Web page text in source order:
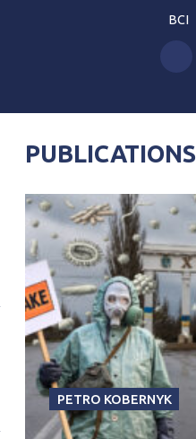
BCI
PUBLICATIONS
PETRO KOBERNYK